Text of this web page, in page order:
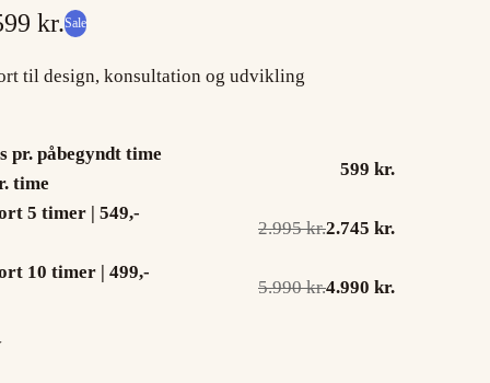
kr.Sale
til design, konsultation og udvikling
pr. påbegyndt time
time
599 kr.
5 timer | 549,-
2.995 kr.2.745 kr.
10 timer | 499,-
5.990 kr.4.990 kr.